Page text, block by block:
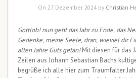
On 27. Dezember 2024 by Christian
Gottlob! nun geht das Jahr zu Ende, das
Gedenke, meine Seele, dran, wieviel dir
alten Jahre Guts getan!Mit diesen für das
Zeilen aus Johann Sebastian Bachs
begrüße ich alle hier zum Traumfalter